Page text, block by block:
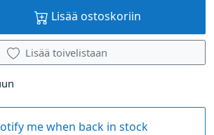
Lisää ostoskoriin
Lisää toivelistaan
me when back in stock